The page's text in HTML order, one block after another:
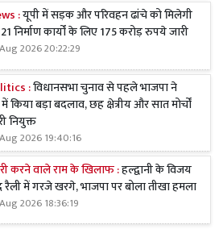
:यूपी में सड़क और परिवहन ढांचे को मिलेगी
निर्माण कार्यों के लिए 175 करोड़ रुपये जारी
2026 20:22:29
:विधानसभा चुनाव से पहले भाजपा ने
बड़ा बदलाव, छह क्षेत्रीय और सात मोर्चों
नियुक्त
2026 19:40:16
करने वाले राम के खिलाफ :हल्द्वानी के विजय
में गरजे खरगे, भाजपा पर बोला तीखा हमला
2026 18:36:19